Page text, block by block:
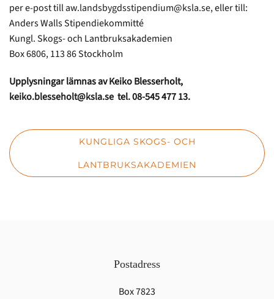
per e-post tillaw.landsbygdsstipendium@ksla.se, eller till:
Anders Walls Stipendie­kommitté
Kungl. Skogs- och Lant­bruks­akademien
Box 6806, 113 86 Stockholm
Upplysningar lämnas av Keiko Blesserholt,
keiko.blesseholt@ksla.se tel. 08-545 477 13.
KUNGLIGA SKOGS- OCH
LANTBRUKSAKADEMIEN
Postadress
Box 7823